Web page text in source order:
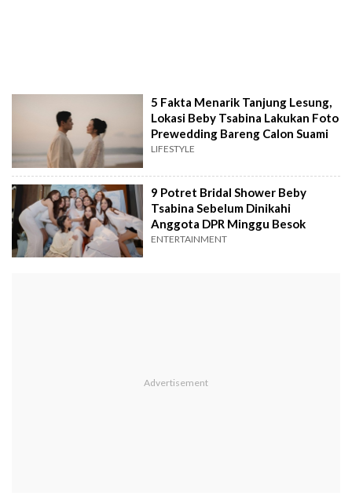
5 Fakta Menarik Tanjung Lesung,
Lokasi Beby Tsabina Lakukan Foto
Prewedding Bareng Calon Suami
LIFESTYLE
9 Potret Bridal Shower Beby
Tsabina Sebelum Dinikahi
Anggota DPR Minggu Besok
ENTERTAINMENT